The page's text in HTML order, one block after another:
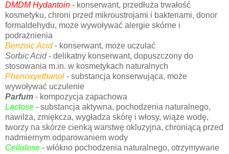
DMDM Hydantoin - konserwant, przedłuża trwałość
kosmetyku, chroni przed mikroustrojami i bakteriami, donor
formaldehydu, może wywoływać alergie skórne i
podrażnienia
Benzoic Acid- konserwant, może uczulać
Sorbic Acid- delikatny konserwant, dopuszczony do
stosowania m.in. w kosmetykach naturalnych
Phenoxyethanol - substancja konserwująca, może
wywoływać uczulenie
Parfum - kompozycja zapachowa
Lactose - substancja aktywna, pochodzenia naturalnego,
nawilża, zmiękcza, wygładza skórę i włosy, wiąże wodę,
tworzy na skórze cienką warstwę okluzyjna, chroniącą przed
nadmiernym odparowaniem wody
Cellulose - włókno pochodzenia naturalnego, otrzymywane